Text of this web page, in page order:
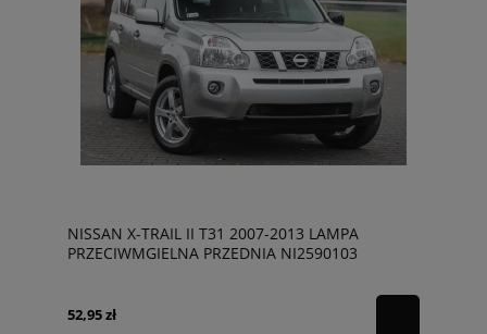
NISSAN X-TRAIL II T31 2007-2013 LAMPA
PRZECIWMGIELNA PRZEDNIA NI2590103
52,95 zł